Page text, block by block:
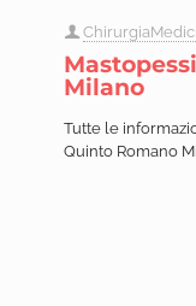
Milano
Tutte le
Quinto Romano